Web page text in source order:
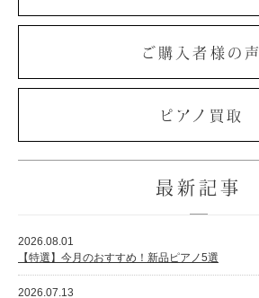
ご購入者様の声
ピアノ買取
最新記事
2026.08.01
【特選】今月のおすすめ！新品ピアノ5選
2026.07.13